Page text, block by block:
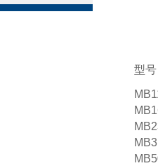
型号